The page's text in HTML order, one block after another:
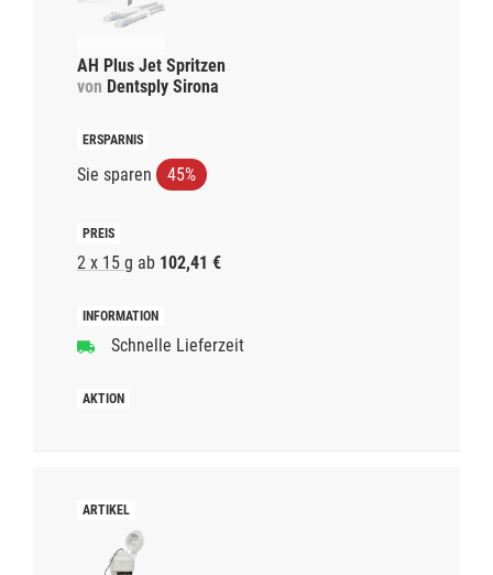
AH Plus Jet Spritzen
von Dentsply Sirona
Sie sparen 45%
2 x 15 g ab 102,41 €
Schnelle Lieferzeit